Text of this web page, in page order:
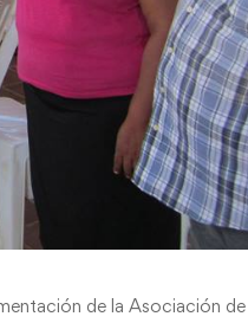
de la Asociación de